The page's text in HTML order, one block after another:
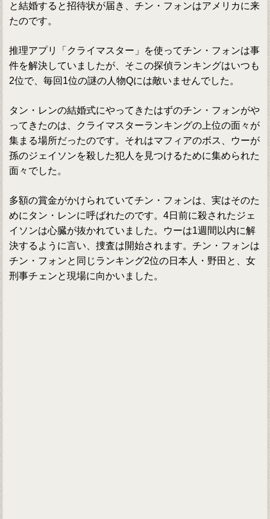
と結婚すると招待状が届き、チン・フォンはアメリカに来
たのです。
推理アプリ「クライマスター」を使ってチン・フォンは事
件を解決していましたが、そこの探偵ランキングはいつも
2位で、毎回1位の謎の人物Qには敵いませんでした。
タン・レンの結婚式にやってきたはずのチン・フォンがや
ってきたのは、クライマスターランキングの上位の面々が
集まる場所だったのです。それはマフィアのボス、ウーが
孫のジェイソンを殺した犯人を見つけるために集められた
面々でした。
多額の賞金がかけられていてチン・フォンは、実はそのた
めにタン・レンに呼ばれたのです。4日前に殺されたジェ
イソンは心臓が抜かれていました。ウーは1週間以内に解
決するように言い、捜査は開始されます。チン・フォンは
チン・フォンと同じランキング2位の日本人・野田と、女
刑事チェンと現場に向かいました。